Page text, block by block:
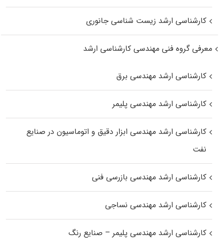
کارشناسی ارشد زیست‌ شناسی جانوری
معرفی گروه فنی مهندسی کارشناسی ارشد
کارشناسی ارشد مهندسی برق
کارشناسی ارشد مهندسی پلیمر
کارشناسی ارشد مهندسی ابزار دقیق و اتوماسیون در صنایع
نفت
کارشناسی ارشد مهندسی بازرسی فنی
کارشناسی ارشد مهندسی نساجی
کارشناسی ارشد مهندسی پلیمر – صنایع رنگ